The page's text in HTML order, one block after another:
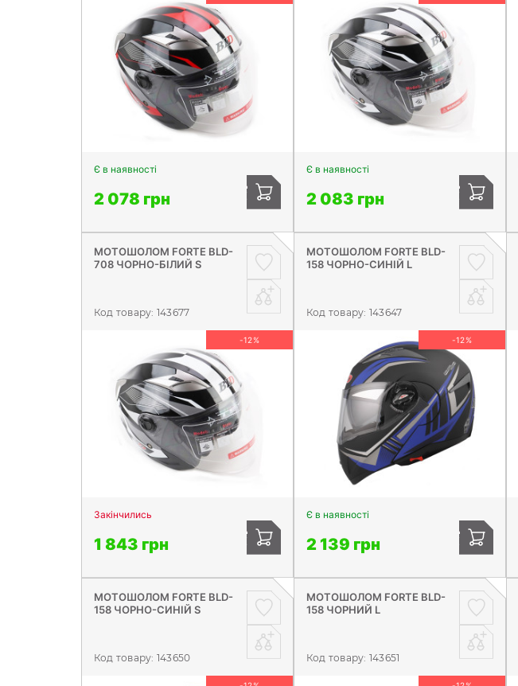
Є в наявності
2 078 грн
Є в наявності
2 083 грн
МОТОШОЛОМ FORTE BLD-
708 ЧОРНО-БІЛИЙ S
Код товару: 143677
-12%
Закінчились
1 843 грн
МОТОШОЛОМ FORTE BLD-
158 ЧОРНО-СИНІЙ L
Код товару: 143647
-12%
Є в наявності
2 139 грн
МОТОШОЛОМ FORTE BLD-
158 ЧОРНО-СИНІЙ S
Код товару: 143650
МОТОШОЛОМ FORTE BLD-
158 ЧОРНИЙ L
Код товару: 143651